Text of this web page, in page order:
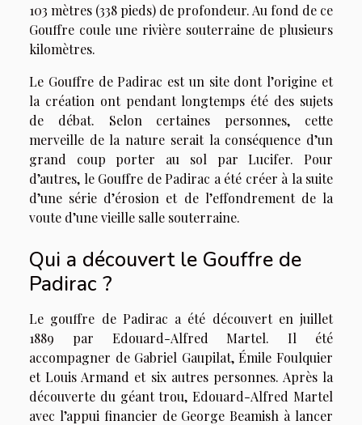
103 mètres (338 pieds) de profondeur. Au fond de ce
Gouffre coule une rivière souterraine de plusieurs
kilomètres.
Le Gouffre de Padirac est un site dont l’origine et
la création ont pendant longtemps été des sujets
de débat. Selon certaines personnes, cette
merveille de la nature serait la conséquence d’un
grand coup porter au sol par Lucifer. Pour
d’autres, le Gouffre de Padirac a été créer à la suite
d’une série d’érosion et de l’effondrement de la
voute d’une vieille salle souterraine.
Qui a découvert le Gouffre de
Padirac ?
Le gouffre de Padirac a été découvert en juillet
1889 par Edouard-Alfred Martel. Il été
accompagner de Gabriel Gaupilat, Émile Foulquier
et Louis Armand et six autres personnes. Après la
découverte du géant trou, Edouard-Alfred Martel
avec l’appui financier de George Beamish à lancer